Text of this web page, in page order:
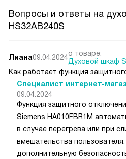
Вопросы и ответы на
HS32AB240S
Лиана09.04.2024о товаре:
Духовой шкаф
Как работает функция
Специалист интернет-
09.04.2024
Функция защитного
Siemens HA010FBR1M
в случае перегрева или при
вмешательства
дополнительную